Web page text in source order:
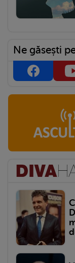
Ne găsești